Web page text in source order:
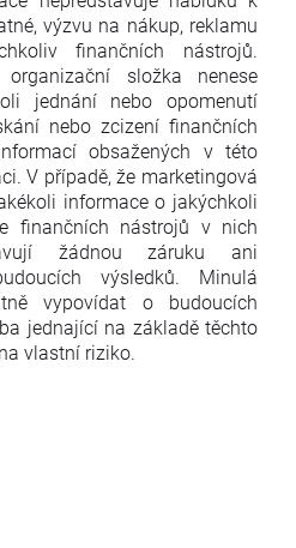
výzvu na nákup, reklamu
finančních nástrojů.
složka nenese
jednání nebo opomenutí
nebo zcizení finančních
obsažených v této
V případě, že marketingová
informace o jakýchkoli
finančních nástrojů v nich
žádnou záruku ani
výsledků. Minulá
vypovídat o budoucích
jednající na základě těchto
vlastní riziko.